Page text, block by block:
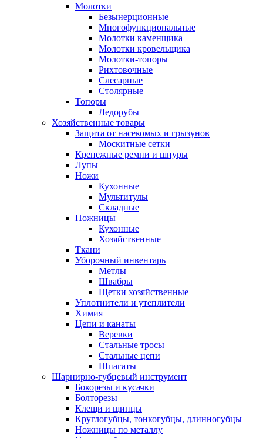
Молотки
Безынерционные
Многофункциональные
Молотки каменщика
Молотки кровельщика
Молотки-топоры
Рихтовочные
Слесарные
Столярные
Топоры
Ледорубы
Хозяйственные товары
Защита от насекомых и грызунов
Москитные сетки
Крепежные ремни и шнуры
Лупы
Ножи
Кухонные
Мультитулы
Складные
Ножницы
Кухонные
Хозяйственные
Ткани
Уборочный инвентарь
Метлы
Швабры
Щетки хозяйственные
Уплотнители и утеплители
Химия
Цепи и канаты
Веревки
Стальные тросы
Стальные цепи
Шпагаты
Шарнирно-губцевый инструмент
Бокорезы и кусачки
Болторезы
Клещи и щипцы
Круглогубцы, тонкогубцы, длинногубцы
Ножницы по металлу